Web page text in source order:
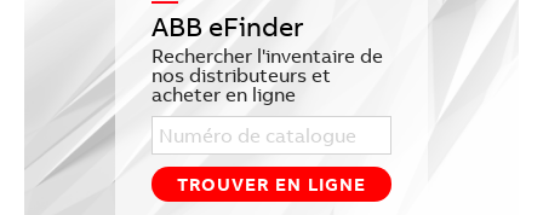
ABB eFinder
Rechercher l'inventaire de
nos distributeurs et
acheter en ligne